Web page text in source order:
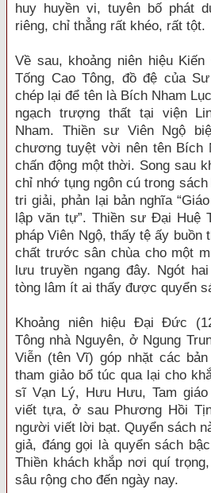
huy huyền vi, tuyên bố phát
riêng, chỉ thẳng rất khéo, rất tột.
Về sau, khoảng niên hiệu Kiến
Tống Cao Tông, đồ đệ của
chép lại để tên là Bích Nham
ngạch trượng thất tại viện
Nham. Thiền sư Viên Ngộ
chương tuyệt vời nên tên Bích
chấn động một thời. Song sau
chỉ nhớ tụng ngôn cú trong
tri giải, phản lại bản nghĩa
lập văn tự”. Thiền sư Đại Huệ
pháp Viên Ngộ, thấy tệ ấy buồn
chất trước sân chùa cho một
lưu truyền ngang đây. Ngót
tòng lâm ít ai thấy được quyển
Khoảng niên hiệu Đại Đức
Tông nhà Nguyên, ở Ngung
Viễn (tên Vĩ) góp nhặt các
tham giảo bổ túc qua lại cho
sĩ Vạn Lý, Hưu Hưu, Tam
viết tựa, ở sau Phương Hồi
người viết lời bạt. Quyển sách
giả, đáng gọi là quyển sách
Thiền khách khắp nơi quí
sâu rộng cho đến ngày nay.